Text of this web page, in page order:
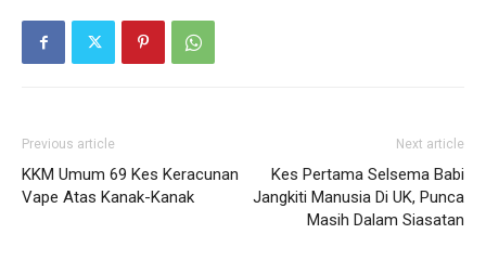
Previous article
KKM Umum 69 Kes Keracunan
Vape Atas Kanak-Kanak
Next article
Kes Pertama Selsema Babi
Jangkiti Manusia Di UK, Punca
Masih Dalam Siasatan